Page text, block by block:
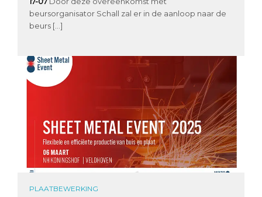
beursorganisator Schall zal er in de aanloop naar de
beurs […]
PLAATBEWERKING